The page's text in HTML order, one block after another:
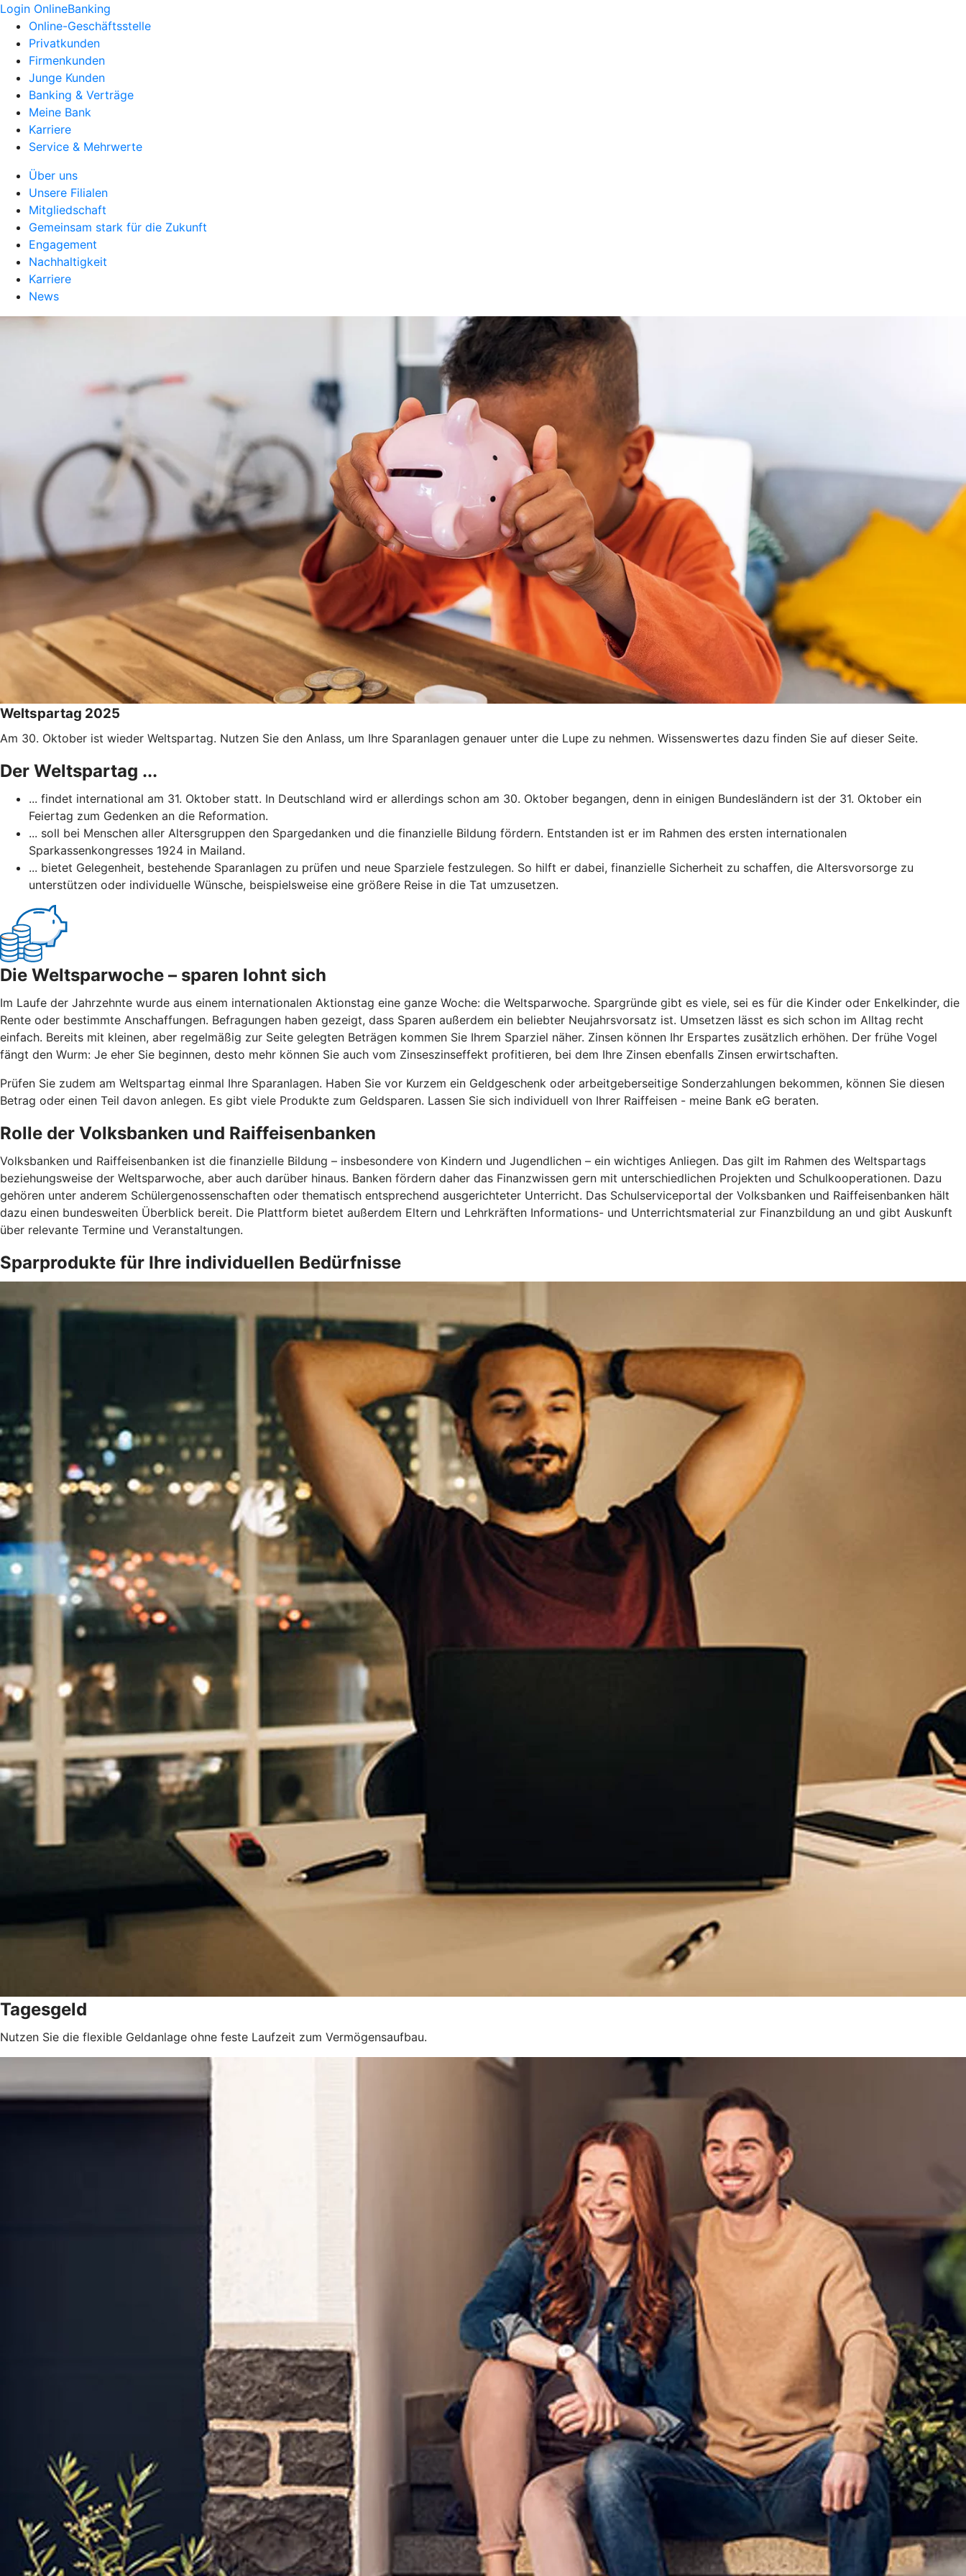
Login OnlineBanking
Online-Geschäftsstelle
Privatkunden
Firmenkunden
Junge Kunden
Banking & Verträge
Meine Bank
Karriere
Service & Mehrwerte
Über uns
Unsere Filialen
Mitgliedschaft
Gemeinsam stark für die Zukunft
Engagement
Nachhaltigkeit
Karriere
News
Weltspartag 2025
Am 30. Oktober ist wieder Weltspartag. Nutzen Sie den Anlass, um Ihre Sparanlagen genauer unter die Lupe zu nehmen. Wissenswertes dazu finden Sie auf dieser Seite.
Der Weltspartag ...
... findet international am 31. Oktober statt. In Deutschland wird er allerdings schon am 30. Oktober begangen, denn in einigen Bundesländern ist der 31. Oktober ein
Feiertag zum Gedenken an die Reformation.
... soll bei Menschen aller Altersgruppen den Spargedanken und die finanzielle Bildung fördern. Entstanden ist er im Rahmen des ersten internationalen
Sparkassenkongresses 1924 in Mailand.
... bietet Gelegenheit, bestehende Sparanlagen zu prüfen und neue Sparziele festzulegen. So hilft er dabei, finanzielle Sicherheit zu schaffen, die Altersvorsorge zu
unterstützen oder individuelle Wünsche, beispielsweise eine größere Reise in die Tat umzusetzen.
Die Weltsparwoche – sparen lohnt sich
Im Laufe der Jahrzehnte wurde aus einem internationalen Aktionstag eine ganze Woche: die Weltsparwoche. Spargründe gibt es viele, sei es für die Kinder oder Enkelkinder, die
Rente oder bestimmte Anschaffungen. Befragungen haben gezeigt, dass Sparen außerdem ein beliebter Neujahrsvorsatz ist. Umsetzen lässt es sich schon im Alltag recht
einfach. Bereits mit kleinen, aber regelmäßig zur Seite gelegten Beträgen kommen Sie Ihrem Sparziel näher. Zinsen können Ihr Erspartes zusätzlich erhöhen. Der frühe Vogel
fängt den Wurm: Je eher Sie beginnen, desto mehr können Sie auch vom Zinseszinseffekt profitieren, bei dem Ihre Zinsen ebenfalls Zinsen erwirtschaften.
Prüfen Sie zudem am Weltspartag einmal Ihre Sparanlagen. Haben Sie vor Kurzem ein Geldgeschenk oder arbeitgeberseitige Sonderzahlungen bekommen, können Sie diesen
Betrag oder einen Teil davon anlegen. Es gibt viele Produkte zum Geldsparen. Lassen Sie sich individuell von Ihrer Raiffeisen - meine Bank eG beraten.
Rolle der Volksbanken und Raiffeisenbanken
Volksbanken und Raiffeisenbanken ist die finanzielle Bildung – insbesondere von Kindern und Jugendlichen – ein wichtiges Anliegen. Das gilt im Rahmen des Weltspartags
beziehungsweise der Weltsparwoche, aber auch darüber hinaus. Banken fördern daher das Finanzwissen gern mit unterschiedlichen Projekten und Schulkooperationen. Dazu
gehören unter anderem Schülergenossenschaften oder thematisch entsprechend ausgerichteter Unterricht. Das Schulserviceportal der Volksbanken und Raiffeisenbanken hält
dazu einen bundesweiten Überblick bereit. Die Plattform bietet außerdem Eltern und Lehrkräften Informations- und Unterrichtsmaterial zur Finanzbildung an und gibt Auskunft
über relevante Termine und Veranstaltungen.
Sparprodukte für Ihre individuellen Bedürfnisse
Tagesgeld
Nutzen Sie die flexible Geldanlage ohne feste Laufzeit zum Vermögensaufbau.